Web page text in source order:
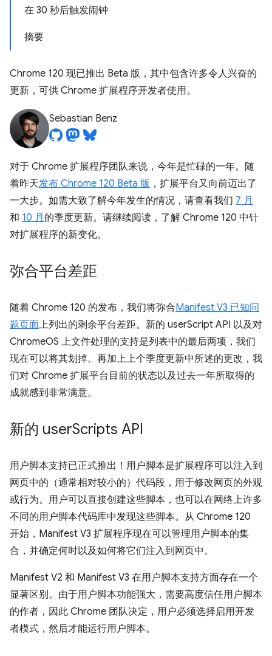
在 30 秒后触发闹钟
摘要
Chrome 120 现已推出 Beta 版，其中包含许多令人兴奋的
更新，可供 Chrome 扩展程序开发者使用。
Sebastian Benz
对于 Chrome 扩展程序团队来说，今年是忙碌的一年。随
着昨天发布 Chrome 120 Beta 版 ，扩展平台又向前迈出了
一大步。如需大致了解今年发生的情况，请查看我们 7 月
和 10 月 的季度更新。请继续阅读，了解 Chrome 120 中针
对扩展程序的新变化。
弥合平台差距
随着 Chrome 120 的发布，我们将弥合Manifest V3 已知问
题页面上列出的剩余平台差距。新的 userScript API 以及对
ChromeOS 上文件处理的支持是列表中的最后两项，我们
现在可以将其划掉。再加上上个季度更新中所述的更改，我
们对 Chrome 扩展平台目前的状态以及过去一年所取得的
成就感到非常满意。
新的 userScripts API
用户脚本支持已正式推出！用户脚本是扩展程序可以注入到
网页中的（通常相对较小的）代码段，用于修改网页的外观
或行为。用户可以直接创建这些脚本，也可以在网络上许多
不同的用户脚本代码库中发现这些脚本。从 Chrome 120
开始，Manifest V3 扩展程序现在可以管理用户脚本的集
合，并确定何时以及如何将它们注入到网页中。
Manifest V2 和 Manifest V3 在用户脚本支持方面存在一个
显著区别。由于用户脚本功能强大，需要高度信任用户脚本
的作者，因此 Chrome 团队决定，用户必须选择启用开发
者模式，然后才能运行用户脚本。